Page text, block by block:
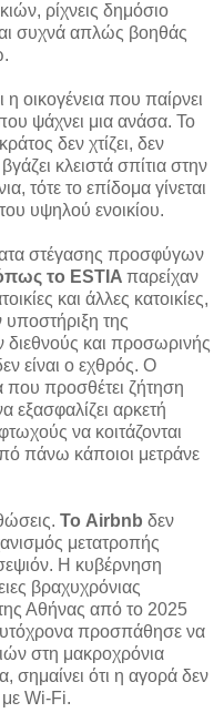
ρίχνεις δημόσιο
συχνά απλώς βοηθάς
η οικογένεια που παίρνει
ψάχνει μια ανάσα. Το
δεν χτίζει, δεν
κλειστά σπίτια στην
τότε το επίδομα γίνεται
υψηλού ενοικίου.
στέγασης προσφύγων
το ESTIA παρείχαν
και άλλες κατοικίες,
της
διεθνούς και προσωρινής
είναι ο εχθρός. Ο
που προσθέτει ζήτηση
εξασφαλίζει αρκετή
να κοιτάζονται
πάνω κάποιοι μετράνε
Το Airbnb δεν
μετατροπής
Η κυβέρνηση
βραχυχρόνιας
Αθήνας από το 2025
προσπάθησε να
στη μακροχρόνια
σημαίνει ότι η αγορά δεν
με Wi-Fi.